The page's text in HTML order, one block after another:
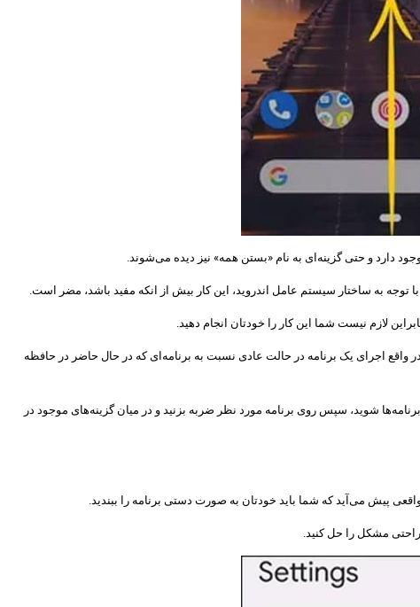
دارد و حتی گزینه‌ای به نام «بستن همه» نیز دیده می‌شوند.
به ساختار سیستم عامل اندروید، این کار بیش از انکه مفید باشد، مضر است.
لازم نیست شما این کار را خودتان انجام دهید.
اجرای یک برنامه در حالت عادی نسبت به برنامه‌ای که در حال حاضر در حافظه
شوید، سپس روی برنامه مورد نظر ضربه بزنید و در میان گزینه‌های موجود در
پیش می‌آید که شما باید خودتان به صورت دستی برنامه را ببندید.
راحتی مشکل را حل کنید.